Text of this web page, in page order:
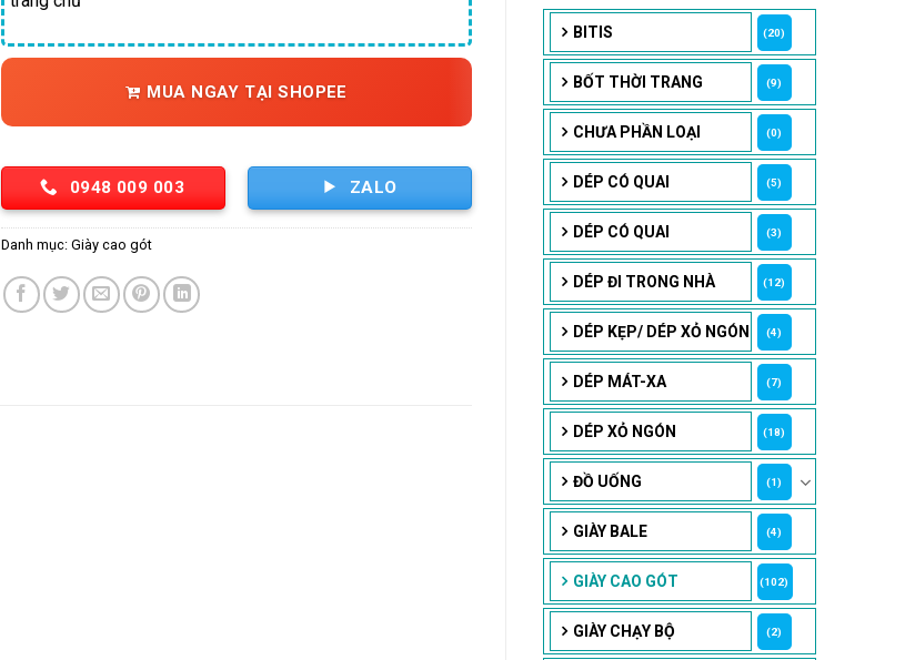
BITIS (20)
BỐT THỜI TRANG (9)
CHƯA PHẦN LOẠI (0)
DÉP CÓ QUAI (5)
DÉP CÓ QUAI (3)
DÉP ĐI TRONG NHÀ (12)
DÉP KẸP/ DÉP XỎ NGÓN (4)
DÉP MÁT-XA (7)
DÉP XỎ NGÓN (18)
ĐỒ UỐNG (1)
GIÀY BALE (4)
GIÀY CAO GÓT (102)
GIÀY CHẠY BỘ (2)
MUA NGAY TẠI SHOPEE
0948 009 003 ZALO
Danh mục:Giày cao gót